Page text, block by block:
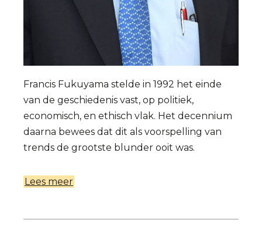
Francis Fukuyama stelde in 1992 het einde
van de geschiedenis vast, op politiek,
economisch, en ethisch vlak. Het decennium
daarna bewees dat dit als voorspelling van
trends de grootste blunder ooit was.
Lees meer